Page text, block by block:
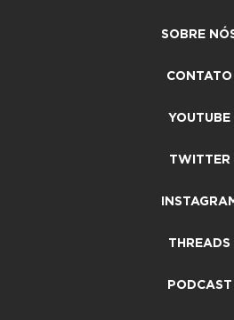
SOBRE
CONTATO
YOUTUBE
TWITTER
THREADS
PODCAST